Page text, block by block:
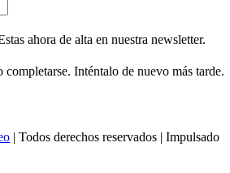
ahora de alta en nuestra newsletter.
Inténtalo de nuevo más tarde.
| Todos derechos reservados | Impulsado